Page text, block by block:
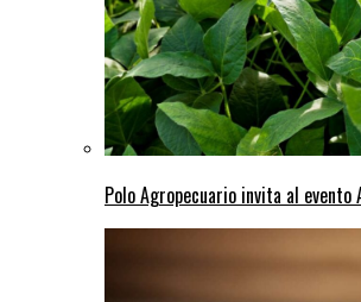
Polo Agropecuario invita al evento